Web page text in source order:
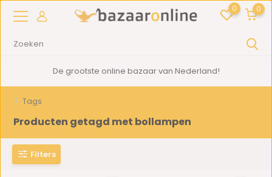
0 0
2000m2showroom in Woerden
Tags
Producten getagd met bollampen
Filters